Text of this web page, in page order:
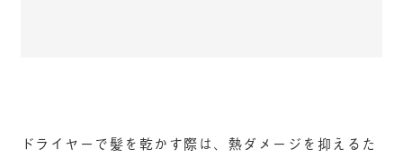
ドライヤーで髪を乾かす際は、熱ダメージを抑えるた